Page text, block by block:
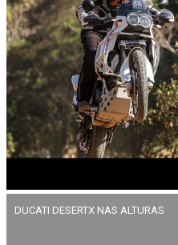
DUCATI DESERTX NAS ALTURAS